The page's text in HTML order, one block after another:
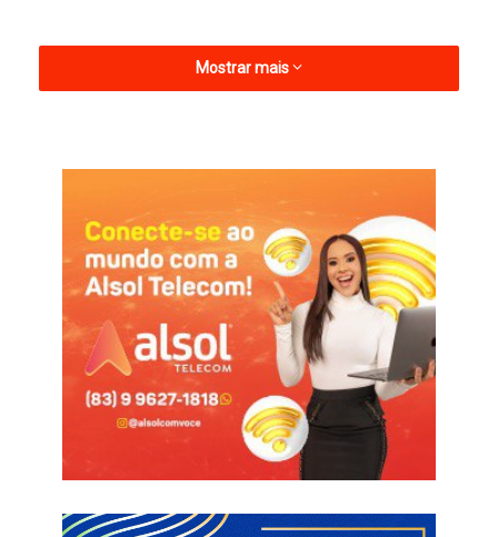
vereador em uma reunião realizada na fazenda do prefeito, na
última sexta-feira (13), com a presença de todos os demais
vereadores da base. Na ocasião, foram discutidas mais uma
vez as eleições de 2026 e a pré-candidatura de Geska Maia,
esposa do prefeito, que pretende concorrer à Assembleia
Legislativa da Paraíba.
O prefeito Laurinho não gostou da postura de independência
adotada por Humberto nos últimos meses, ele vinha cobrando
apoio integral aos seus candidatos. Humberto porém afirmava
em declarações públicas que votaria em Geska no ano que
Mostrar mais